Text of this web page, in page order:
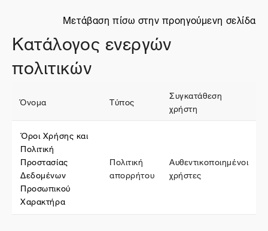
Μετάβαση πίσω στην προηγούμενη σελίδα
Κατάλογος ενεργών
πολιτικών
Όνομα Τύπος
Συγκατάθεση
χρήστη
Όροι Χρήσης και
Πολιτική
Προστασίας
Δεδομένων
Προσωπικού
Χαρακτήρα
Πολιτική
απορρήτου
Αυθεντικοποιημένοι
χρήστες